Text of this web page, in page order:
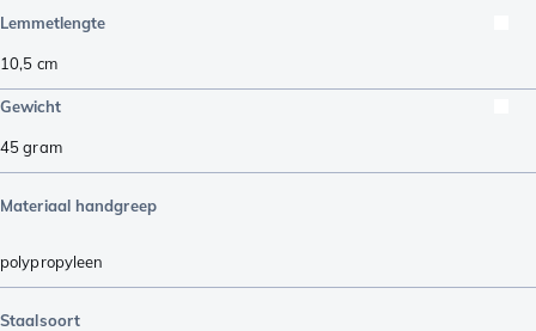
Lemmetlengte
10,5 cm
Gewicht
45gram
Materiaal handgreep
polypropyleen
Staalsoort